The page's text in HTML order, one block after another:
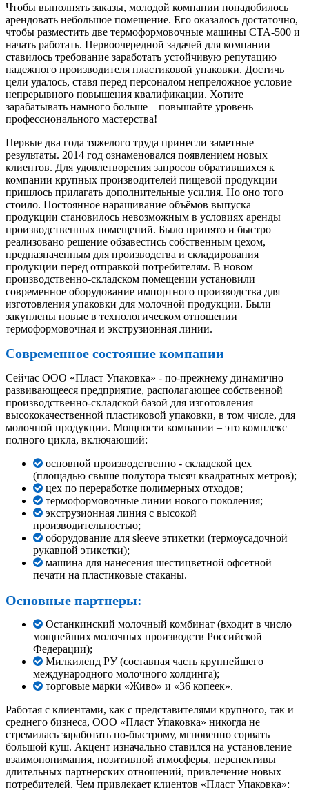
Чтобы выполнять заказы, молодой компании понадобилось
арендовать небольшое помещение. Его оказалось достаточно,
чтобы разместить две термоформовочные машины СТА-500 и
начать работать. Первоочередной задачей для компании
ставилось требование заработать устойчивую репутацию
надежного производителя пластиковой упаковки. Достичь
цели удалось, ставя перед персоналом непреложное условие
непрерывного повышения квалификации. Хотите
зарабатывать намного больше – повышайте уровень
профессионального мастерства!
Первые два года тяжелого труда принесли заметные
результаты. 2014 год ознаменовался появлением новых
клиентов. Для удовлетворения запросов обратившихся к
компании крупных производителей пищевой продукции
пришлось прилагать дополнительные усилия. Но оно того
стоило. Постоянное наращивание объёмов выпуска
продукции становилось невозможным в условиях аренды
производственных помещений. Было принято и быстро
реализовано решение обзавестись собственным цехом,
предназначенным для производства и складирования
продукции перед отправкой потребителям. В новом
производственно-складском помещении установили
современное оборудование импортного производства для
изготовления упаковки для молочной продукции. Были
закуплены новые в технологическом отношении
термоформовочная и экструзионная линии.
Современное состояние компании
Сейчас ООО «Пласт Упаковка» - по-прежнему динамично
развивающееся предприятие, располагающее собственной
производственно-складской базой для изготовления
высококачественной пластиковой упаковки, в том числе, для
молочной продукции. Мощности компании – это комплекс
полного цикла, включающий:
основной производственно - складской цех
(площадью свыше полутора тысяч квадратных метров);
цех по переработке полимерных отходов;
термоформовочные линии нового поколения;
экструзионная линия с высокой
производительностью;
оборудование для sleeve этикетки (термоусадочной
рукавной этикетки);
машина для нанесения шестицветной офсетной
печати на пластиковые стаканы.
Основные партнеры:
Останкинский молочный комбинат (входит в число
мощнейших молочных производств Российской
Федерации);
Милкиленд РУ (составная часть крупнейшего
международного молочного холдинга);
торговые марки «Живо» и «36 копеек».
Работая с клиентами, как с представителями крупного, так и
среднего бизнеса, ООО «Пласт Упаковка» никогда не
стремилась заработать по-быстрому, мгновенно сорвать
большой куш. Акцент изначально ставился на установление
взаимопонимания, позитивной атмосферы, перспективы
длительных партнерских отношений, привлечение новых
потребителей. Чем привлекает клиентов «Пласт Упаковка»: